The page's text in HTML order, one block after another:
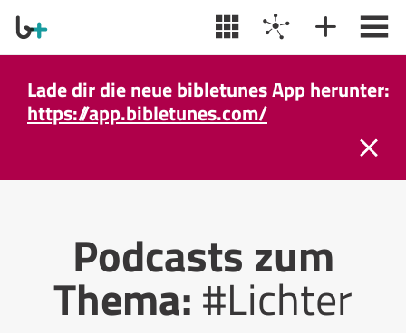
Lade dir die neue bibletunes App herunter:
https://app.bibletunes.com/
Podcasts zum
Thema:#Lichter